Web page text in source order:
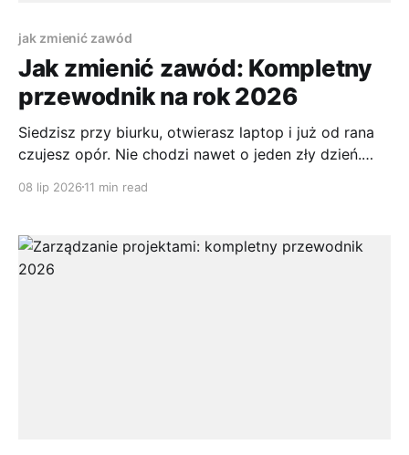
jak zmienić zawód
Jak zmienić zawód: Kompletny
przewodnik na rok 2026
Siedzisz przy biurku, otwierasz laptop i już od rana
czujesz opór. Nie chodzi nawet o jeden zły dzień.
podobnie, a myśl o tej samej pracy za rok albo dwa
tylko „czy zmienić firmę”, ale często
08 lip 2026 11 min read